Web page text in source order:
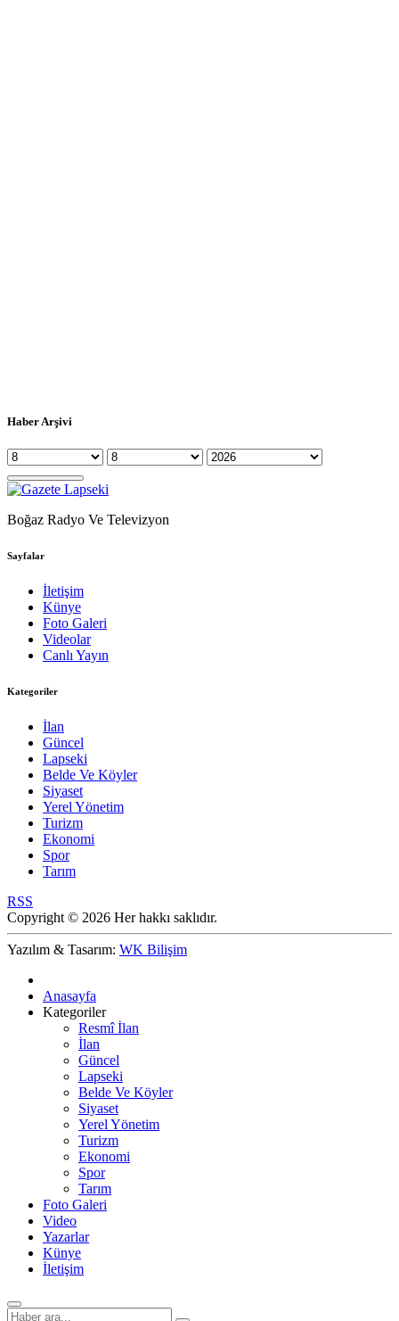
Haber Arşivi
Boğaz Radyo Ve Televizyon
Sayfalar
İletişim
Künye
Foto Galeri
Videolar
Canlı Yayın
Kategoriler
İlan
Güncel
Lapseki
Belde Ve Köyler
Siyaset
Yerel Yönetim
Turizm
Ekonomi
Spor
Tarım
RSS
Copyright © 2026 Her hakkı saklıdır.
Yazılım & Tasarım: WK Bilişim
Anasayfa
Kategoriler
Resmî İlan
İlan
Güncel
Lapseki
Belde Ve Köyler
Siyaset
Yerel Yönetim
Turizm
Ekonomi
Spor
Tarım
Foto Galeri
Video
Yazarlar
Künye
İletişim